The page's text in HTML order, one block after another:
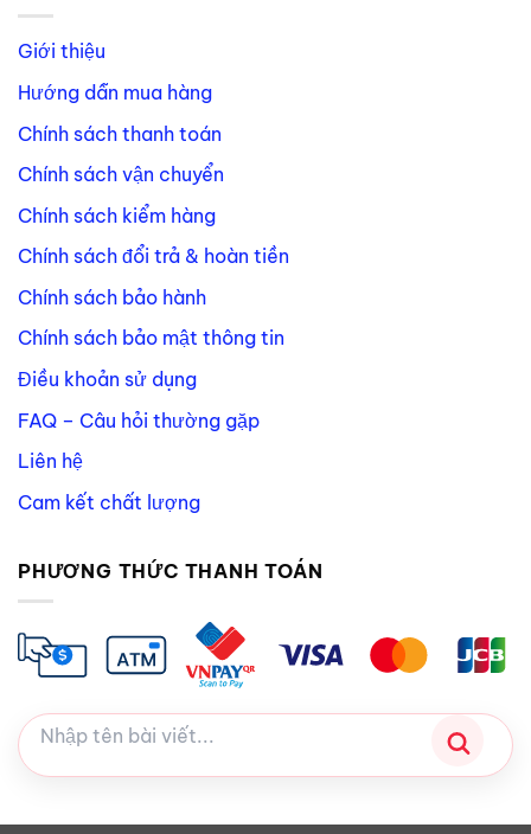
Giới thiệu
Hướng dẫn mua hàng
Chính sách thanh toán
Chính sách vận chuyển
Chính sách kiểm hàng
Chính sách đổi trả & hoàn tiền
Chính sách bảo hành
Chính sách bảo mật thông tin
Điều khoản sử dụng
FAQ – Câu hỏi thường gặp
Liên hệ
Cam kết chất lượng
PHƯƠNG THỨC THANH TOÁN